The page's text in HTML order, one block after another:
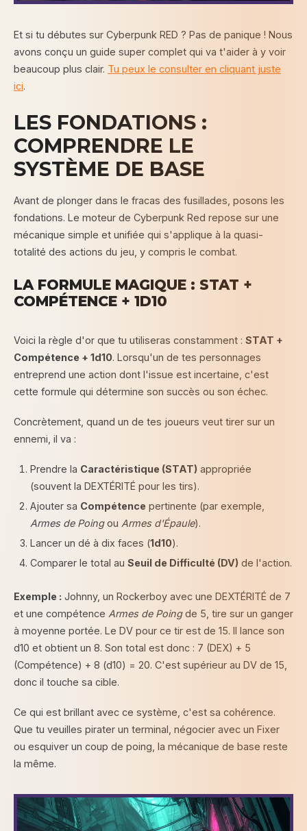
Et si tu débutes sur Cyberpunk RED ? Pas de panique ! Nous
avons conçu un guide super complet qui va t'aider à y voir
beaucoup plus clair. Tu peux le consulter en cliquant juste
ici.
LES FONDATIONS :
COMPRENDRE LE
SYSTÈME DE BASE
Avant de plonger dans le fracas des fusillades, posons les
fondations. Le moteur de Cyberpunk Red repose sur une
mécanique simple et unifiée qui s'applique à la quasi-
totalité des actions du jeu, y compris le combat.
LA FORMULE MAGIQUE : STAT +
COMPÉTENCE + 1D10
Voici la règle d'or que tu utiliseras constamment : STAT +
Compétence + 1d10. Lorsqu'un de tes personnages
entreprend une action dont l'issue est incertaine, c'est
cette formule qui détermine son succès ou son échec.
Concrètement, quand un de tes joueurs veut tirer sur un
ennemi, il va :
Prendre la Caractéristique (STAT) appropriée
(souvent la DEXTÉRITÉ pour les tirs).
Ajouter sa Compétence pertinente (par exemple,
Armes de Poingou Armes d'Épaule).
Lancer un dé à dix faces (1d10).
Comparer le total au Seuil de Difficulté (DV) de l'action.
Exemple : Johnny, un Rockerboy avec une DEXTÉRITÉ de 7
et une compétence Armes de Poingde 5, tire sur un ganger
à moyenne portée. Le DV pour ce tir est de 15. Il lance son
d10 et obtient un 8. Son total est donc : 7 (DEX) + 5
(Compétence) + 8 (d10) = 20. C'est supérieur au DV de 15,
donc il touche sa cible.
Ce qui est brillant avec ce système, c'est sa cohérence.
Que tu veuilles pirater un terminal, négocier avec un Fixer
ou esquiver un coup de poing, la mécanique de base reste
la même.